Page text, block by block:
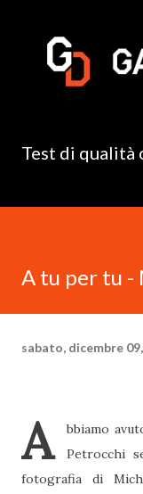
Test di qualità
A tu per tu -
sabato, dicembre
A
bbiamo
Petrocchi
fotografia di